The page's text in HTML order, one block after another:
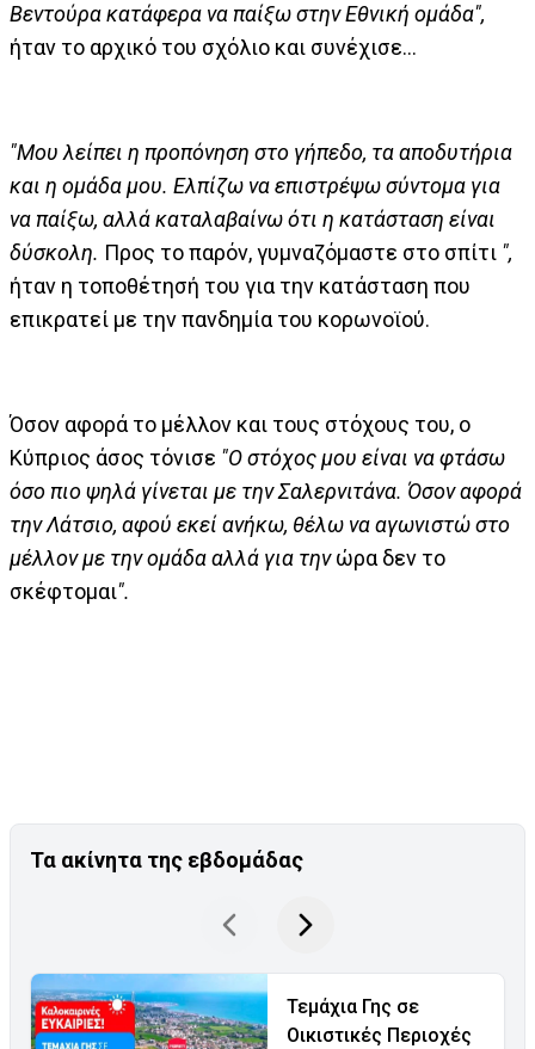
Βεντούρα κατάφερα να παίξω στην Εθνική ομάδα",
ήταν το αρχικό του σχόλιο και συνέχισε...
"Μου λείπει η προπόνηση στο γήπεδο, τα αποδυτήρια
και η ομάδα μου. Ελπίζω να επιστρέψω σύντομα για
να παίξω, αλλά καταλαβαίνω ότι η κατάσταση είναι
δύσκολη. Προς το παρόν, γυμναζόμαστε στο σπίτι ",
ήταν η τοποθέτησή του για την κατάσταση που
επικρατεί με την πανδημία του κορωνοϊού.
Όσον αφορά το μέλλον και τους στόχους του, ο
Κύπριος άσος τόνισε "Ο στόχος μου είναι να φτάσω
όσο πιο ψηλά γίνεται με την Σαλερνιτάνα. Όσον αφορά
την Λάτσιο, αφού εκεί ανήκω, θέλω να αγωνιστώ στο
μέλλον με την ομάδα αλλά για τηνώρα δεν το
σκέφτομαι".
Τα ακίνητα της εβδομάδας
Τεμάχια Γης σε
Οικιστικές Περιοχές